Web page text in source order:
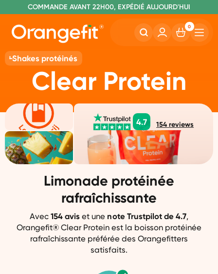
SANS LACTOSE ET SUCRALOSE
COMMANDE AVANT 22H00, EXPÉDIÉ AUJOURD'HUI
LIVRAISON GRATUITE À PARTIR DE 60€
0
Shakes protéinés
Clear Protein
4.7 154 reviews
Limonade protéinée
rafraîchissante
Avec154 avis et une note Trustpilot de 4.7,
Orangefit® Clear Protein est la boisson protéinée
rafraîchissante préférée des Orangefitters
satisfaits.